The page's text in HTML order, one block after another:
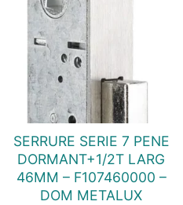
SERRURE SERIE 7 PENE
DORMANT+1/2T LARG
46MM – F107460000 –
DOM METALUX